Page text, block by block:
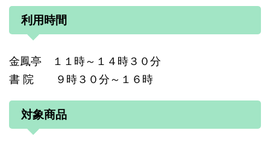
利用時間
金鳳亭 １１時～１４時３０分
書 院 ９時３０分～１６時
対象商品